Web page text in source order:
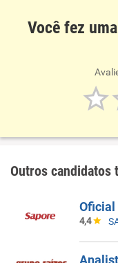
Você fez
Outros candidatos
Oficial
4,4